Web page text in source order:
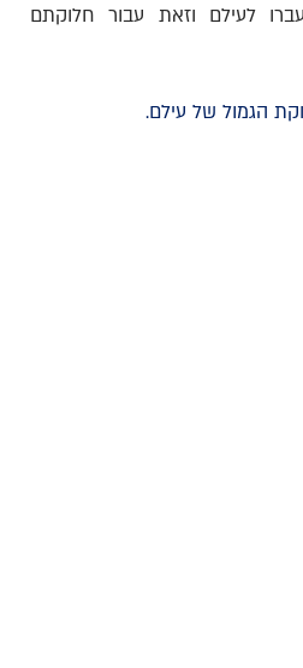
יועברו לעילם וזאת עבור חלוקתם
הגמול של עילם.